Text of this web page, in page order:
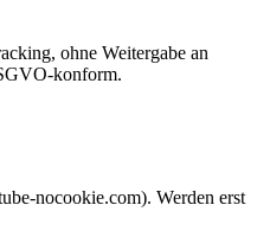
ohne Weitergabe an
konform.
nocookie.com). Werden erst